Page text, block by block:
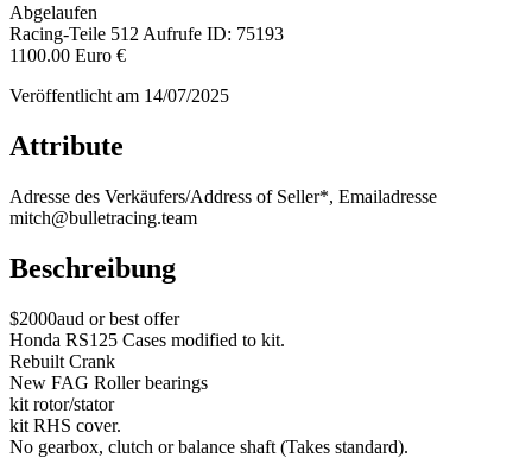
Abgelaufen
Racing-Teile 512 Aufrufe ID: 75193
1100.00 Euro €
Veröffentlicht am 14/07/2025
Attribute
Adresse des Verkäufers/Address of Seller*, Emailadresse
mitch@bulletracing.team
Beschreibung
$2000aud or best offer
Honda RS125 Cases modified to kit.
Rebuilt Crank
New FAG Roller bearings
kit rotor/stator
kit RHS cover.
No gearbox, clutch or balance shaft (Takes standard).